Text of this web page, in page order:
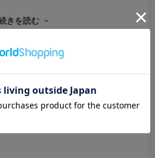
きを読む
参考になった 0
2026.4.3